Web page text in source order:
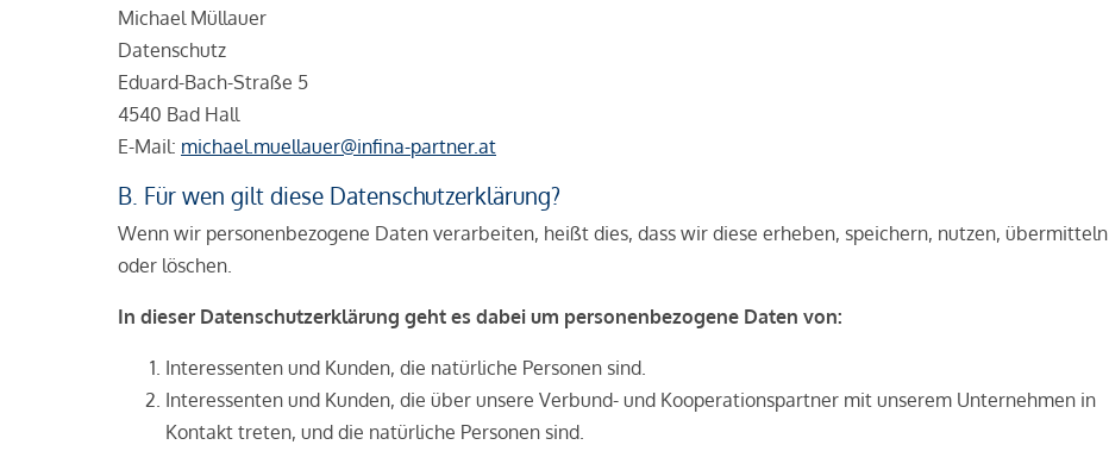
Michael Müllauer
Datenschutz
Eduard-Bach-Straße 5
4540 Bad Hall
E-­Mail: michael.muellauer@infina-partner.at
B. Für wen gilt diese Datenschutzerklärung?
Wenn wir personenbezogene Daten verarbeiten, heißt dies, dass wir diese erheben, speichern, nutzen, übermitteln
oder löschen.
In dieser Datenschutzerklärung geht es dabei um personenbezogene Daten von:
Interessenten und Kunden, die natürliche Personen sind.
Interessenten und Kunden, die über unsere Verbund- und Kooperationspartner mit unserem Unternehmen in
Kontakt treten, und die natürliche Personen sind.